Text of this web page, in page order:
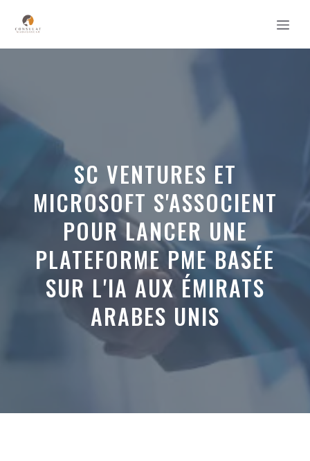
contenu
SC VENTURES ET
MICROSOFT S'ASSOCIENT
POUR LANCER UNE
PLATEFORME PME BASÉE
SUR L'IA AUX ÉMIRATS
ARABES UNIS